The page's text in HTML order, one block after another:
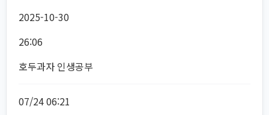
2025-10-30
26:06
호두과자 인생공부
07/24 06:21